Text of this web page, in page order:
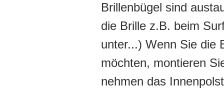
Brillenbügel sind
die Brille z.B. beim
unter...) Wenn Sie die
möchten, montieren
nehmen das